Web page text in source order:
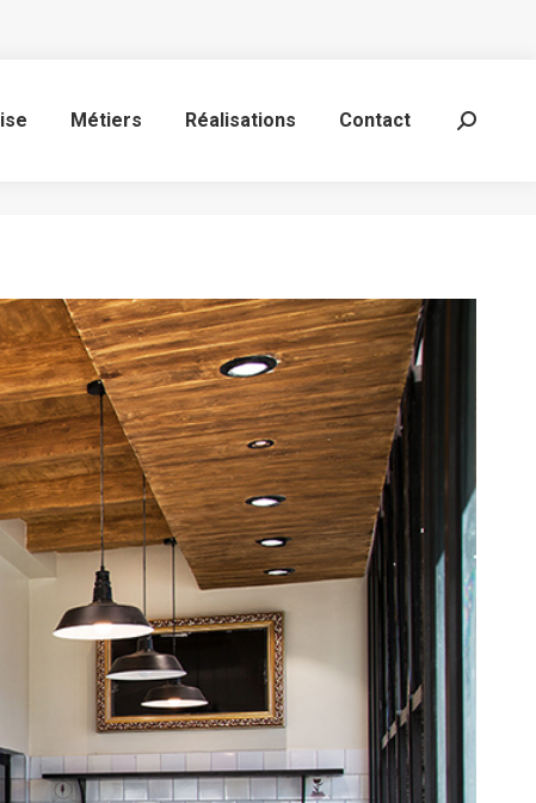
Métiers Réalisations Contact